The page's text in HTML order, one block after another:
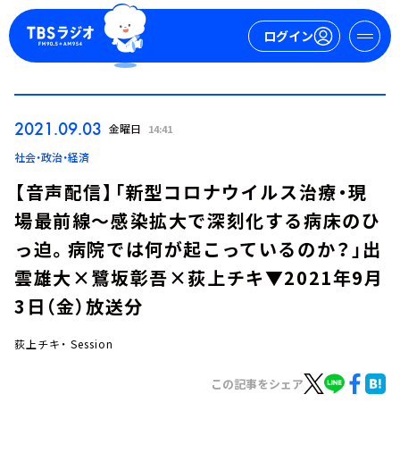
ログイン
週間番組表
2021.09.03 金曜日 14:41
社会・政治・経済
【音声配信】「新型コロナウイルス治療・現
場最前線～感染拡大で深刻化する病床のひ
っ迫。病院では何が起こっているのか？」出
雲雄大×鷺坂彰吾×荻上チキ▼2021年9月
3日（金）放送分
荻上チキ・ Session
この記事をシェア